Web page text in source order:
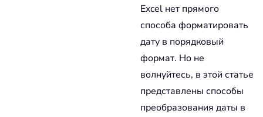
Excel нет прямого
способа форматировать
дату в порядковый
формат. Но не
волнуйтесь, в этой статье
представлены способы
преобразования даты в